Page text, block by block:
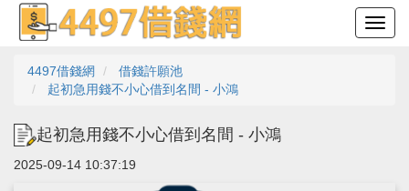
4497借錢網
借錢許願池
起初急用錢不小心借到名間 - 小鴻
起初急用錢不小心借到名間 - 小鴻
2025-09-14 10:37:19